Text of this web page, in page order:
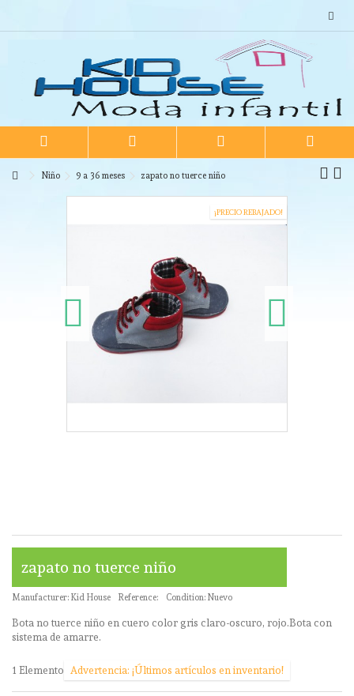
Niño 9 a 36 meses zapato no tuerce niño
¡PRECIO REBAJADO!
zapato no tuerce niño
Manufacturer: Kid House Reference: Condition: Nuevo
Bota no tuerce niño en cuero color gris claro-oscuro, rojo.Bota con
sistema de amarre.
1 Elemento Advertencia: ¡Últimos artículos en inventario!